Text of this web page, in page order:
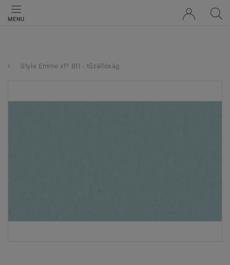
MENU
Style Emme xf² Bfl - tűzállóság